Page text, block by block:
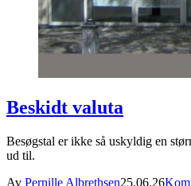
Beskidt valuta
Besøgstal er ikke så uskyldig en
ud til.
Av Pernille Albrethsen25.06.26